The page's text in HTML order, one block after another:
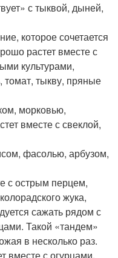
с тыквой, дыней,
которое сочетается
растет вместе с
культурами,
тыкву, пряные
морковью,
вместе с свеклой,
фасолью, арбузом,
с острым перцем,
жука,
сажать рядом с
Такой «тандем»
в несколько раз.